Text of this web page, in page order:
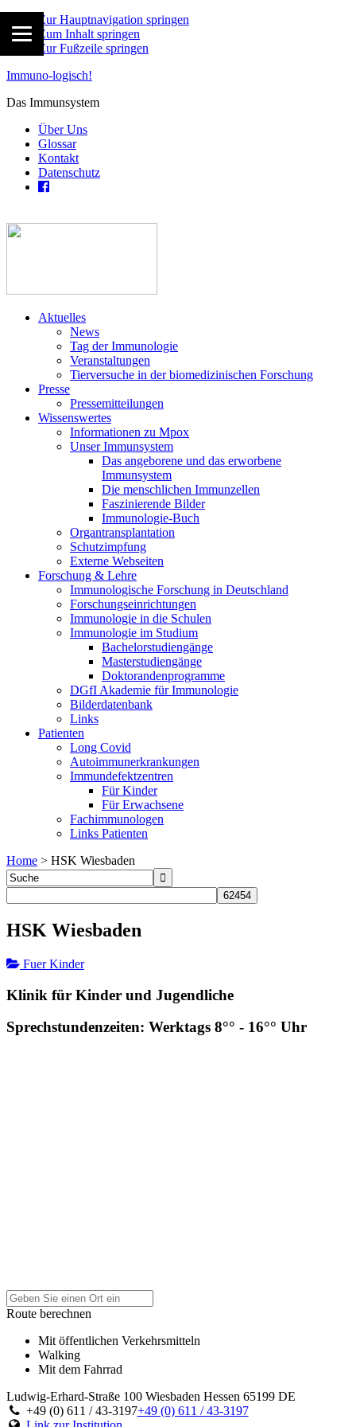
Zur Hauptnavigation springen
Zum Inhalt springen
Zur Fußzeile springen
Immuno-logisch!
Das Immunsystem
Über Uns
Glossar
Kontakt
Datenschutz
Aktuelles
News
Tag der Immunologie
Veranstaltungen
Tierversuche in der biomedizinischen Forschung
Presse
Pressemitteilungen
Wissenswertes
Informationen zu Mpox
Unser Immunsystem
Das angeborene und das erworbene
Immunsystem
Die menschlichen Immunzellen
Faszinierende Bilder
Immunologie-Buch
Organtransplantation
Schutzimpfung
Externe Webseiten
Forschung & Lehre
Immunologische Forschung in Deutschland
Forschungseinrichtungen
Immunologie in die Schulen
Immunologie im Studium
Bachelorstudiengänge
Masterstudiengänge
Doktorandenprogramme
DGfI Akademie für Immunologie
Bilderdatenbank
Links
Patienten
Long Covid
Autoimmunerkrankungen
Immundefektzentren
Für Kinder
Für Erwachsene
Fachimmunologen
Links Patienten
Home > HSK Wiesbaden
HSK Wiesbaden
Fuer Kinder
Klinik für Kinder und Jugendliche
Sprechstundenzeiten: Werktags 8°° - 16°° Uhr
Route berechnen
Mit öffentlichen Verkehrsmitteln
Walking
Mit dem Fahrrad
Ludwig-Erhard-Straße 100 Wiesbaden Hessen 65199 DE
+49 (0) 611 / 43-3197+49 (0) 611 / 43-3197